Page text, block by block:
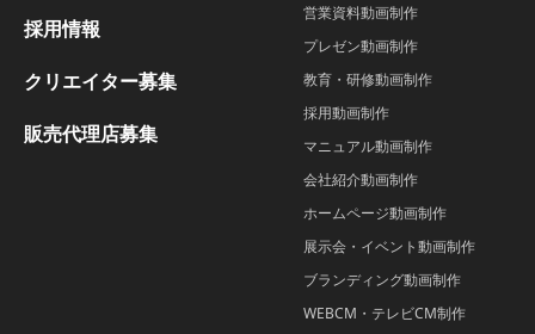
採用情報
クリエイター募集
販売代理店募集
営業資料動画制作
プレゼン動画制作
教育・研修動画制作
採用動画制作
マニュアル動画制作
会社紹介動画制作
ホームページ動画制作
展示会・イベント動画制作
ブランディング動画制作
WEBCM・テレビCM制作